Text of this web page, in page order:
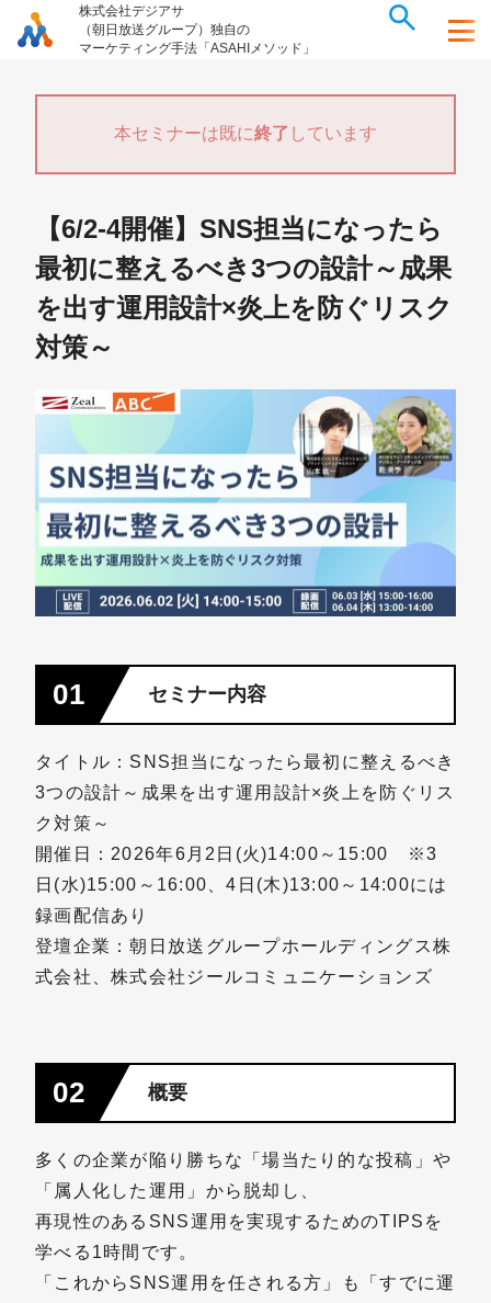
株式会社デジアサ
（朝日放送グループ）独自の
マーケティング手法「ASAHIメソッド」
本セミナーは既に終了 しています
【6/2-4開催】SNS担当になったら
最初に整えるべき3つの設計～成果
を出す運用設計×炎上を防ぐリスク
対策～
01 セミナー内容
タイトル：SNS担当になったら最初に整えるべき
3つの設計～成果を出す運用設計×炎上を防ぐリス
ク対策～
開催日：2026年6月2日(火)14:00～15:00 ※3
日(水)15:00～16:00、4日(木)13:00～14:00には
録画配信あり
登壇企業：朝日放送グループホールディングス株
式会社、株式会社ジールコミュニケーションズ
02 概要
多くの企業が陥り勝ちな「場当たり的な投稿」や
「属人化した運用」から脱却し、
再現性のあるSNS運用を実現するためのTIPSを
学べる1時間です。
「これからSNS運用を任される方」も「すでに運